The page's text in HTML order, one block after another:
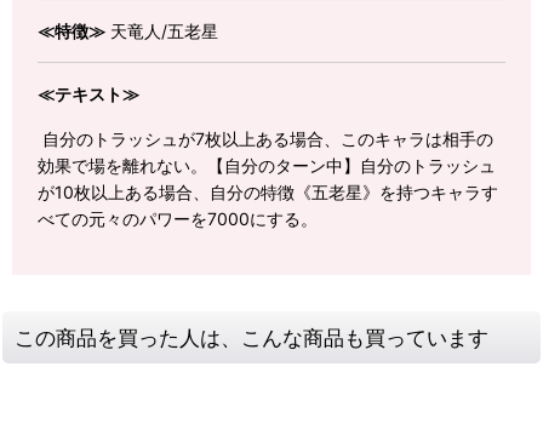
≪特徴≫ 天竜人/五老星
≪テキスト≫
自分のトラッシュが7枚以上ある場合、このキャラは相手の
効果で場を離れない。【自分のターン中】自分のトラッシュ
が10枚以上ある場合、自分の特徴《五老星》を持つキャラす
べての元々のパワーを7000にする。
この商品を買った人は、こんな商品も買っています